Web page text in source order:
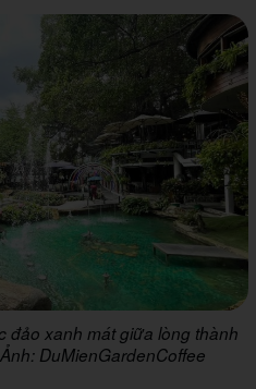
đảo xanh mát giữa lòng thành
DuMienGardenCoffee